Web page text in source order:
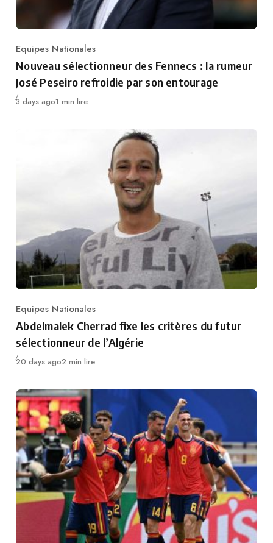
Category
Equipes Nationales
Nouveau sélectionneur des Fennecs : la rumeur
José Peseiro refroidie par son entourage
Publié
3 days ago1 min lire
Category
Equipes Nationales
Abdelmalek Cherrad fixe les critères du futur
sélectionneur de l’Algérie
Publié
20 days ago2 min lire